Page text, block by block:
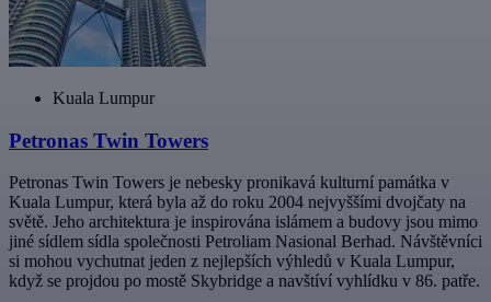
Kuala Lumpur
Petronas Twin Towers
Petronas Twin Towers je nebesky pronikavá kulturní památka v
Kuala Lumpur, která byla až do roku 2004 nejvyššími dvojčaty na
světě. Jeho architektura je inspirována islámem a budovy jsou mimo
jiné sídlem sídla společnosti Petroliam Nasional Berhad. Návštěvníci
si mohou vychutnat jeden z nejlepších výhledů v Kuala Lumpur,
když se projdou po mostě Skybridge a navštíví vyhlídku v 86. patře.